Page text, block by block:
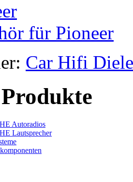
für Pioneer
Car Hifi
Autoradios
Lautsprecher